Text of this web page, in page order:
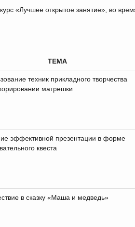
«Лучшее открытое занятие», во
ТЕМА
техник прикладного творчества
матрешки
эффективной презентации в форме
квеста
в сказку «Маша и медведь»